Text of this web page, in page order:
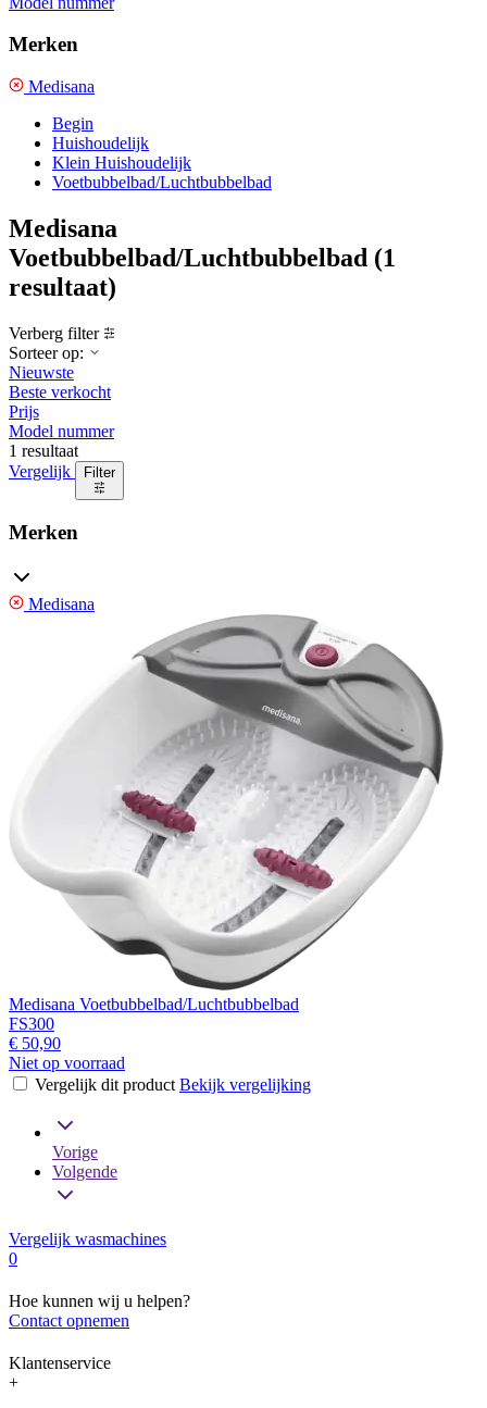
Merken
Medisana
Begin
Huishoudelijk
Klein Huishoudelijk
Voetbubbelbad/Luchtbubbelbad
Medisana
Voetbubbelbad/Luchtbubbelbad (1
resultaat)
Verberg filter
Sorteer op:
Nieuwste
Beste verkocht
Prijs
Model nummer
1 resultaat
Vergelijk
Filter
Merken
Medisana
Medisana Voetbubbelbad/Luchtbubbelbad
FS300
€ 50,90
Niet op voorraad
Vergelijk dit product Bekijk vergelijking
Vorige
Volgende
Vergelijk wasmachines
0
Hoe kunnen wij u helpen?
Contact opnemen
Klantenservice
+